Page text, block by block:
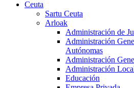
Ceuta
Sartu Ceuta
Arloak
Administración de
Administración
Autónomas
Administración
Administración
Educación